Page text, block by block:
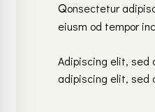
Qonsectetur
eiusm od tempor
Adipiscing elit, sed
adipiscing elit, sed